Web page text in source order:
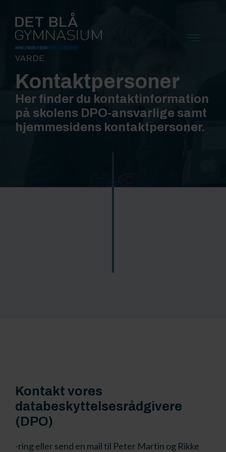
Kontaktpersoner
Her finder du kontaktinformation
på skolens DPO-ansvarlige samt
hjemmesidens kontaktpersoner.
Kontakt vores
databeskyttelses­rådgivere
(DPO)
-ring eller send en mail til Peter Martin og Rikke